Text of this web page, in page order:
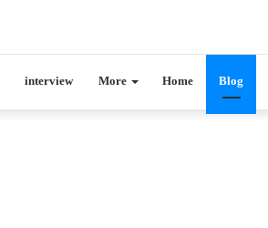
interview More Home Blog